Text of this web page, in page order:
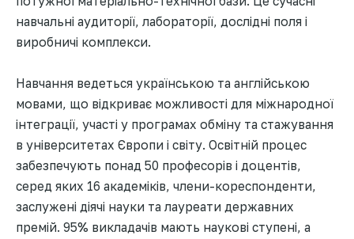
навчальні аудиторії, лабораторії, дослідні поля і
виробничі комплекси.
Навчання ведеться українською та англійською
мовами, що відкриває можливості для міжнародної
інтеграції, участі у програмах обміну та стажування
в університетах Європи і світу. Освітній процес
забезпечують понад 50 професорів і доцентів,
серед яких 16 академіків, члени-кореспонденти,
заслужені діячі науки та лауреати державних
премій. 95% викладачів мають наукові ступені, а